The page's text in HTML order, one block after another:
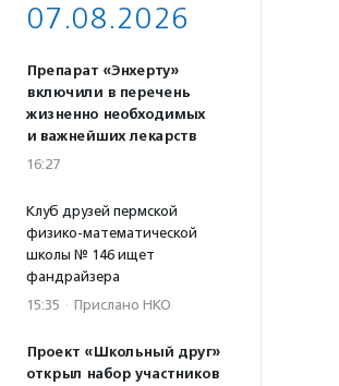
07.08.2026
Препарат «Энхерту»
включили в перечень
жизненно необходимых
и важнейших лекарств
16:27
Клуб друзей пермской
физико-математической
школы № 146 ищет
фандрайзера
15:35 · Прислано НКО
Проект «Школьный друг»
открыл набор участников